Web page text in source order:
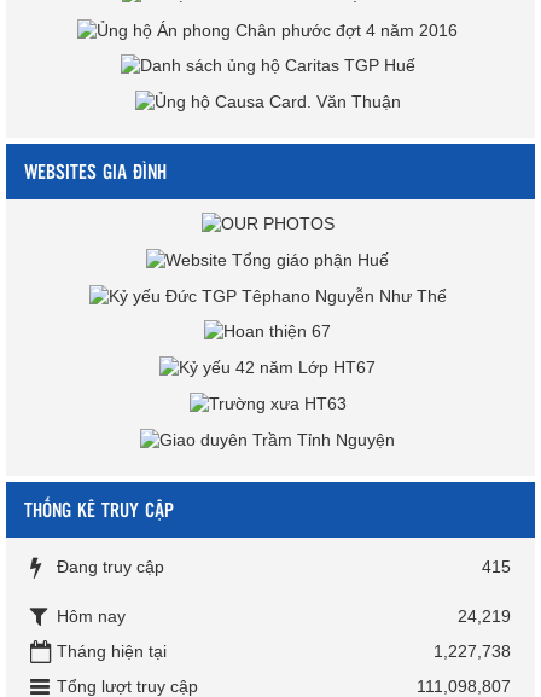
WEBSITES GIA ĐÌNH
THỐNG KÊ TRUY CẬP
Đang truy cập 415
Hôm nay
24,219
Tháng hiện tại
1,227,738
Tổng lượt truy cập
111,098,807